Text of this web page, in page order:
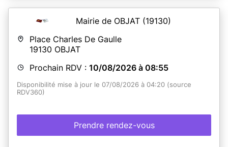
Mairie de OBJAT (19130)
Place Charles De Gaulle
19130 OBJAT
Prochain RDV : 10/08/2026 à 08:55
Disponibilité mise à jour le 07/08/2026 à 04:20 (source
RDV360)
Prendre rendez-vous